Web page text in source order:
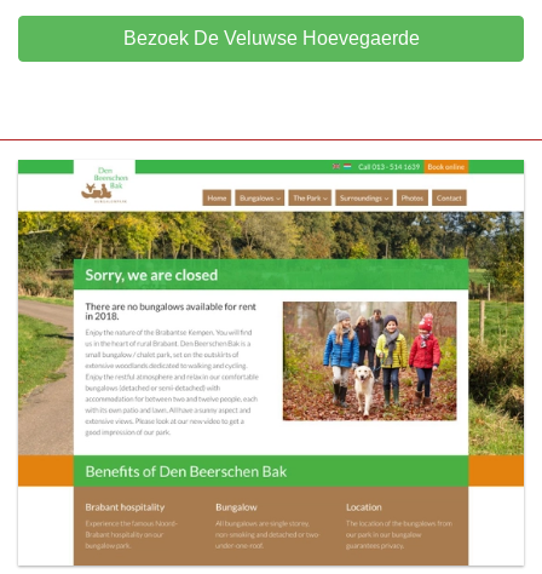
Bezoek De Veluwse Hoevegaerde